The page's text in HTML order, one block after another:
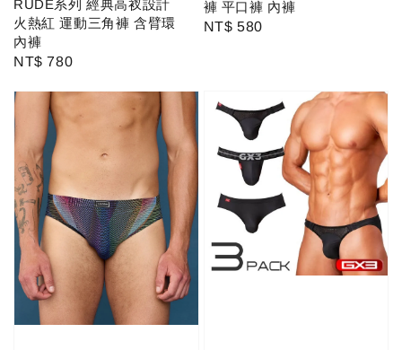
RUDE系列 經典高衩設計
火熱紅 運動三角褲 含臂環
內褲
Regular
NT$ 780
褲 平口褲 內褲
Regular
NT$ 580